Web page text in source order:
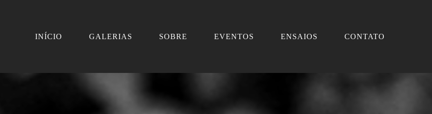
INÍCIO GALERIAS SOBRE EVENTOS ENSAIOS CONTATO